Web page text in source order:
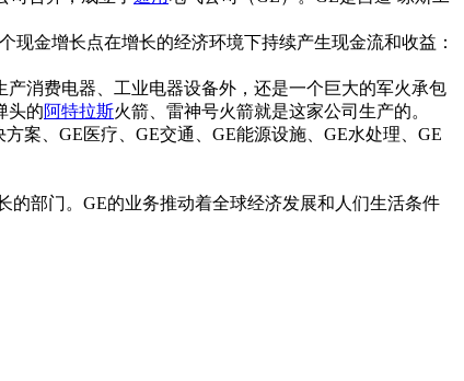
现金增长点在增长的经济环境下持续产生现金流和收益：
消费电器、工业电器设备外，还是一个巨大的军火承包
头的阿特拉斯火箭、雷神号火箭就是这家公司生产的。
案、GE医疗、GE交通、GE能源设施、GE水处理、GE
部门。GE的业务推动着全球经济发展和人们生活条件